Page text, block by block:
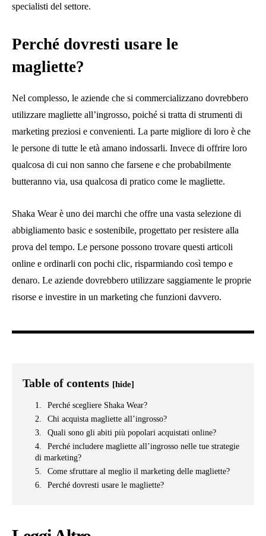
specialisti del settore.
Perché dovresti usare le
magliette?
Nel complesso, le aziende che si commercializzano dovrebbero
utilizzare magliette all’ingrosso, poiché si tratta di strumenti di
marketing preziosi e convenienti. La parte migliore di loro è che
le persone di tutte le età amano indossarli. Invece di offrire loro
qualcosa di cui non sanno che farsene e che probabilmente
butteranno via, usa qualcosa di pratico come le magliette.
Shaka Wear è uno dei marchi che offre una vasta selezione di
abbigliamento basic e sostenibile, progettato per resistere alla
prova del tempo. Le persone possono trovare questi articoli
online e ordinarli con pochi clic, risparmiando così tempo e
denaro. Le aziende dovrebbero utilizzare saggiamente le proprie
risorse e investire in un marketing che funzioni davvero.
Table of contents [hide]
Perché scegliere Shaka Wear?
Chi acquista magliette all’ingrosso?
Quali sono gli abiti più popolari acquistati online?
Perché includere magliette all’ingrosso nelle tue strategie
di marketing?
Come sfruttare al meglio il marketing delle magliette?
Perché dovresti usare le magliette?